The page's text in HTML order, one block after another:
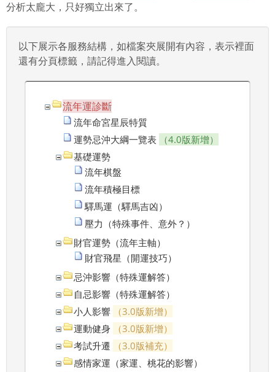
分析太龐大，只好獨立出來了。
以下展示各服務結構，如檔案夾展開有內容，表示裡面
還有分頁標籤，請記得進入閱讀。
流年運診斷
流年命宮星辰特質
運勢忌沖大綱一覽表
（4.0版新增）
基礎運勢
流年棋盤
流年積極目標
驛馬運（驛馬吉凶）
壓力（特殊事件、意外？）
財官運勢（流年主軸）
財官飛星（開運技巧）
忌沖影響（特殊運解答）
自忌影響（特殊運解答）
小人影響
（3.0版新增）
運動健身
（3.0版新增）
考試升遷
（3.0版補充）
感情家運（家運、桃花的影響）